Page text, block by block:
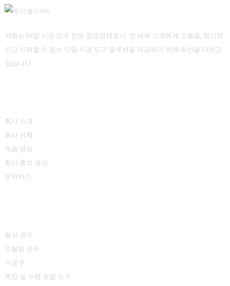
저희는 타일 시공 도구 전문 공급업체로서, 전 세계 고객에게 고품질, 혁신적
이고 신뢰할 수 있는 타일 시공 도구 솔루션을 제공하기 위해 최선을 다하고
있습니다.
회사 소개
회사 연혁
제품 영상
회사 홍보 영상
문의하기
절삭 공구
드릴링 공구
수공구
측정 및 수평 조절 도구